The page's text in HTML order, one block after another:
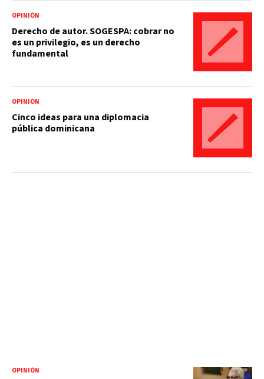
OPINIÓN
Derecho de autor. SOGESPA: cobrar no
es un privilegio, es un derecho
fundamental
OPINIÓN
Cinco ideas para una diplomacia
pública dominicana
OPINIÓN